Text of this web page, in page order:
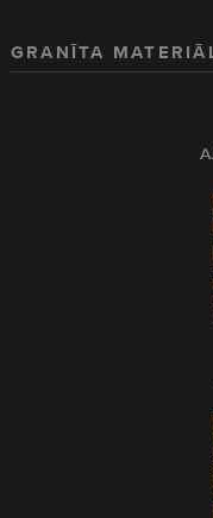
GRANĪTA